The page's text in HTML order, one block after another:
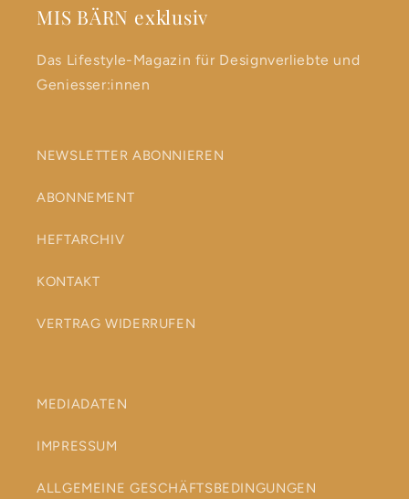
MIS BÄRN exklusiv
Das Lifestyle-Magazin für Designverliebte und
Geniesser:innen
NEWSLETTER ABONNIEREN
ABONNEMENT
HEFTARCHIV
KONTAKT
VERTRAG WIDERRUFEN
MEDIADATEN
IMPRESSUM
ALLGEMEINE GESCHÄFTSBEDINGUNGEN